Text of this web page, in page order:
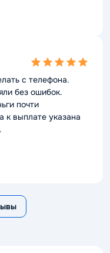
5,0
rating
с телефона.
без ошибок.
почти
к выплате указана